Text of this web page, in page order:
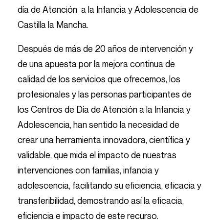
día de Atención a la Infancia y Adolescencia de
Castilla la Mancha.
Después de más de 20 años de intervención y
de una apuesta por la mejora continua de
calidad de los servicios que ofrecemos, los
profesionales y las personas participantes de
los Centros de Día de Atención a la Infancia y
Adolescencia, han sentido la necesidad de
crear una herramienta innovadora, científica y
validable, que mida el impacto de nuestras
intervenciones con familias, infancia y
adolescencia, facilitando su eficiencia, eficacia y
transferibilidad, demostrando así la eficacia,
eficiencia e impacto de este recurso.